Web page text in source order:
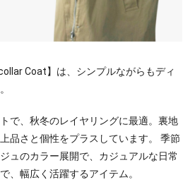
Coat】は、シンプルながらもディ
で、秋冬のレイヤリングに最適。裏地
品さと個性をプラスしています。 季節
ュのカラー展開で、カジュアルな日常
、幅広く活躍するアイテム。